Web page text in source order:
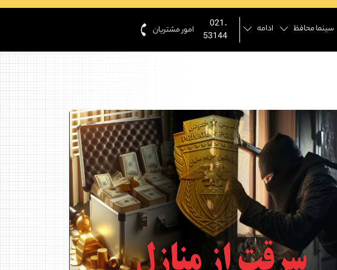
سینما محافظ ادامه
021-
53144
امور مشتریان